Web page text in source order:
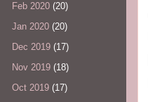
Feb 2020 (20)
Jan 2020 (20)
Dec 2019 (17)
Nov 2019 (18)
Oct 2019 (17)